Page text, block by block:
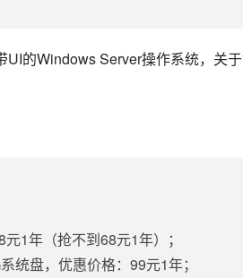
的Windows Server操作系统，关
1年（抢不到68元1年）；
统盘，优惠价格：99元1年；